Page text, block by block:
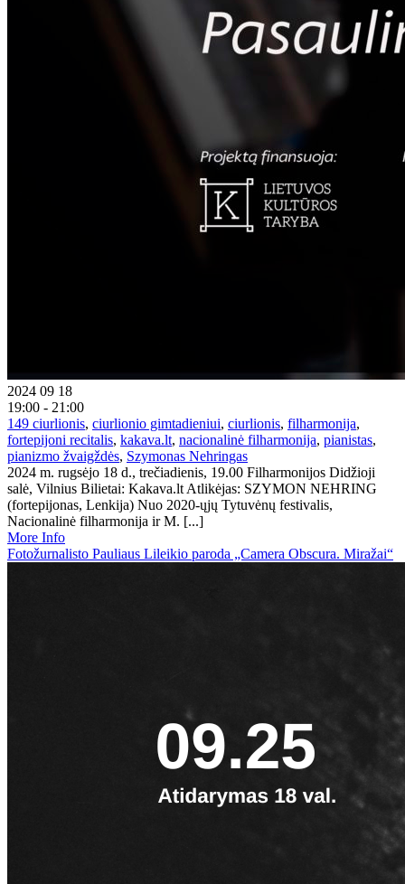
2024 09 18
19:00 - 21:00
149 ciurlionis, ciurlionio gimtadieniui, ciurlionis, filharmonija,
fortepijoni recitalis, kakava.lt, nacionalinė filharmonija, pianistas,
pianizmo žvaigždės, Szymonas Nehringas
2024 m. rugsėjo 18 d., trečiadienis, 19.00 Filharmonijos Didžioji
salė, Vilnius Bilietai: Kakava.lt Atlikėjas: SZYMON NEHRING
(fortepijonas, Lenkija) Nuo 2020-ųjų Tytuvėnų festivalis,
Nacionalinė filharmonija ir M. [...]
More Info
Fotožurnalisto Pauliaus Lileikio paroda „Camera Obscura. Miražai“